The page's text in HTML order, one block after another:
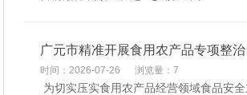
广元市精准开展食用农产品专项整
时间：2026-07-26 浏览量：7
为切实压实食用农产品经营领域食品安